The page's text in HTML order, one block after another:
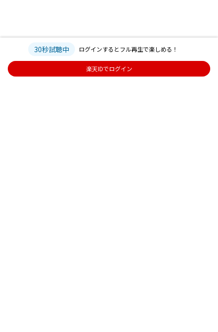
30秒試聴中 ログインするとフル再生で楽しめる！
楽天IDでログイン